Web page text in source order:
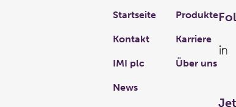
Links
Startseite Produkte
Kontakt Karriere
IMI plc Über uns
News